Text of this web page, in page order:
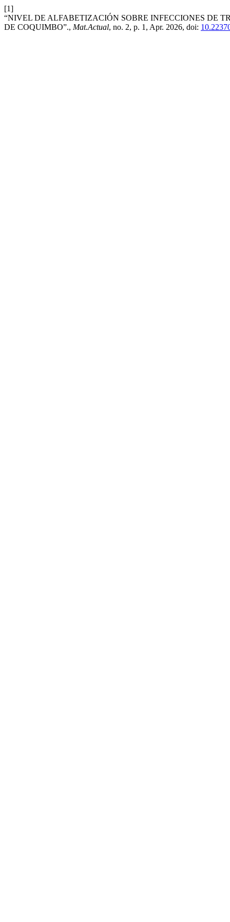
[1]
“NIVEL DE ALFABETIZACIÓN SOBRE INFECCIONES DE
DE COQUIMBO”., Mat.Actual, no. 2, p. 1, Apr. 2026, doi: